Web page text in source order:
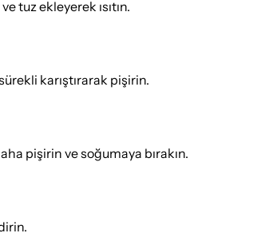
tuz ekleyerek ısıtın.
karıştırarak pişirin.
pişirin ve soğumaya bırakın.